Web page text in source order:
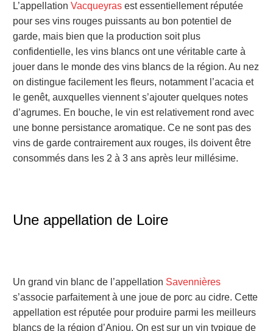
L’appellation Vacqueyras est essentiellement réputée
pour ses vins rouges puissants au bon potentiel de
garde, mais bien que la production soit plus
confidentielle, les vins blancs ont une véritable carte à
jouer dans le monde des vins blancs de la région. Au nez
on distingue facilement les fleurs, notamment l’acacia et
le genêt, auxquelles viennent s’ajouter quelques notes
d’agrumes. En bouche, le vin est relativement rond avec
une bonne persistance aromatique. Ce ne sont pas des
vins de garde contrairement aux rouges, ils doivent être
consommés dans les 2 à 3 ans après leur millésime.
Une appellation de Loire
Un grand vin blanc de l’appellation Savennières
s’associe parfaitement à une joue de porc au cidre. Cette
appellation est réputée pour produire parmi les meilleurs
blancs de la région d’Anjou. On est sur un vin typique de